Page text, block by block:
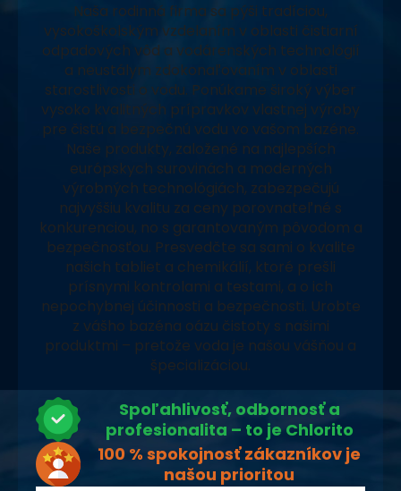
Naša rodinná firma sa pýši tradíciou,
vysokoškolským vzdelaním v oblasti čistiarní
odpadových vôd a vodárenských technológií
a neustálym zdokonaľovaním v oblasti
starostlivosti o vodu. Ponúkame široký výber
vysoko kvalitných prípravkov vlastnej výroby
pre čistú a bezpečnú vodu vo vašom bazéne.
Naše produkty, založené na najlepších
európskych surovinách a moderných
výrobných technológiách, zabezpečujú
najvyššiu kvalitu za ceny porovnateľné s
konkurenciou, no s garantovaným pôvodom a
bezpečnosťou. Presvedčte sa sami o kvalite
našich tabliet a chemikálií, ktoré prešli
prísnymi kontrolami a testami, a o ich
nepochybnej účinnosti a bezpečnosti. Urobte
z vášho bazéna oázu čistoty s našimi
produktmi – pretože voda je našou vášňou a
špecializáciou.
Spoľahlivosť, odbornosť a
profesionalita – to je Chlorito
100 % spokojnosť zákazníkov je
našou prioritou